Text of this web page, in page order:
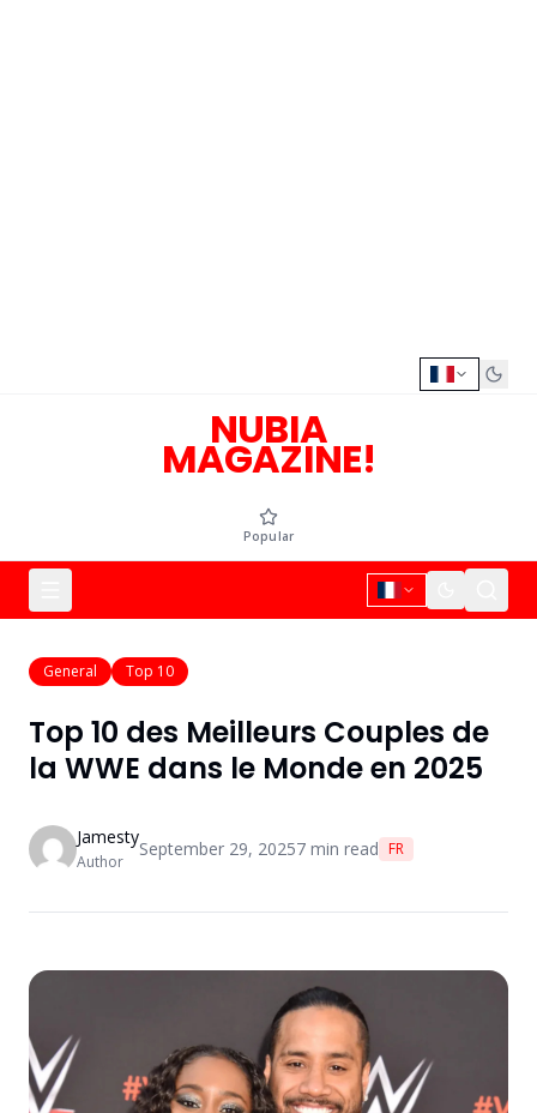
NUBIA
MAGAZINE!
Popular
General Top 10
Top 10 des Meilleurs Couples de
la WWE dans le Monde en 2025
Jamesty
Author
September 29, 20257 min read FR